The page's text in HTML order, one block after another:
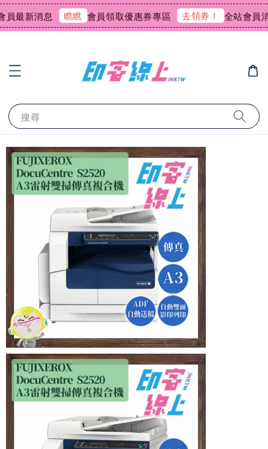
新消息 瞧瞧 會員領取優惠券專區 去領券！ 全站會員消
搜尋